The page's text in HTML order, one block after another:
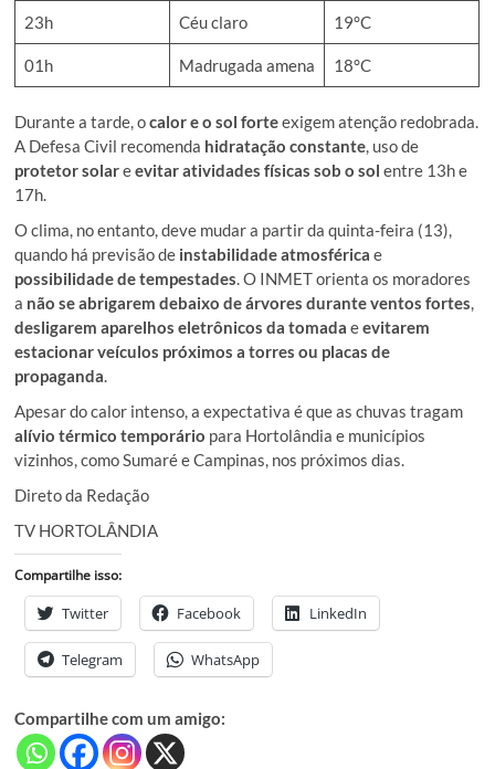
23h Céu claro 19°C
01h Madrugada amena 18°C
Durante a tarde, ocalor e o sol forteexigem atenção redobrada.
A Defesa Civil recomenda hidratação constante, uso de
protetor solareevitar atividades físicas sob o sol entre 13h e
17h.
O clima, no entanto, deve mudar a partir da quinta-feira (13),
quando há previsão de instabilidade atmosférica e
possibilidade de tempestades. O INMET orienta os moradores
a não se abrigarem debaixo de árvores durante ventos fortes,
desligarem aparelhos eletrônicos da tomada eevitarem
estacionar veículos próximos a torres ou placas de
propaganda.
Apesar do calor intenso, a expectativa é que as chuvas tragam
alívio térmico temporário para Hortolândia e municípios
vizinhos, como Sumaré e Campinas, nos próximos dias.
Direto da Redação
TV HORTOLÂNDIA
Compartilhe isso:
Twitter Facebook LinkedIn
Telegram WhatsApp
Compartilhe com um amigo: